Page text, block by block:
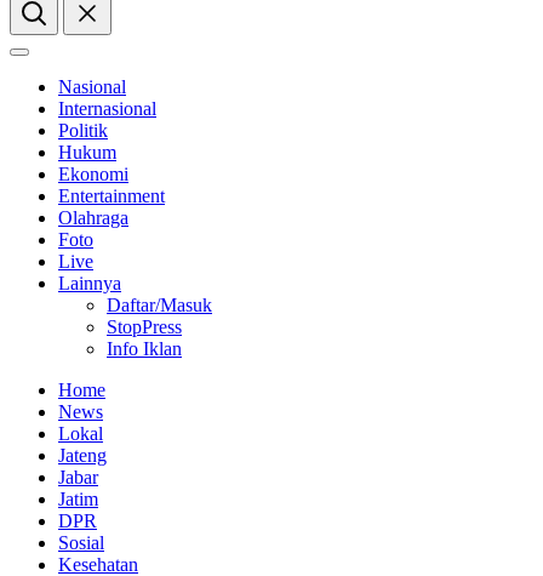
Nasional
Internasional
Politik
Hukum
Ekonomi
Entertainment
Olahraga
Foto
Live
Lainnya
Daftar/Masuk
StopPress
Info Iklan
Home
News
Lokal
Jateng
Jabar
Jatim
DPR
Sosial
Kesehatan